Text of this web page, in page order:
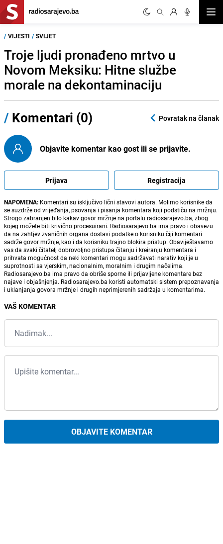
/ VIJESTI / SVIJET
Troje ljudi pronađeno mrtvo u
Novom Meksiku: Hitne službe
morale na dekontaminaciju
/ Komentari (0) Povratak na članak
Objavite komentar kao gost ili se prijavite.
Prijava Registracija
NAPOMENA: Komentari su isključivo lični stavovi autora. Molimo korisnike da
se suzdrže od vrijeđanja, psovanja i pisanja komentara koji podstiču na mržnju.
Strogo zabranjen bilo kakav govor mržnje na portalu radiosarajevo.ba, zbog
kojeg možete biti krivično procesuirani. Radiosarajevo.ba ima pravo i obavezu
da na zahtjev zvaničnih organa dostavi podatke o korisniku čiji komentari
sadrže govor mržnje, kao i da korisniku trajno blokira pristup. Obaviještavamo
vas da svaki čitatelj dobrovoljno pristupa čitanju i kreiranju komentara i
prihvata mogućnost da neki komentari mogu sadržavati narativ koji je u
suprotnosti sa vjerskim, nacionalnim, moralnim i drugim načelima.
Radiosarajevo.ba ima pravo da obriše sporne ili prijavljene komentare bez
najave i objašnjenja. Radiosarajevo.ba koristi automatski sistem prepoznavanja
i uklanjanja govora mržnje i drugih neprimjerenih sadržaja u komentarima.
VAŠ KOMENTAR
OBJAVITE KOMENTAR